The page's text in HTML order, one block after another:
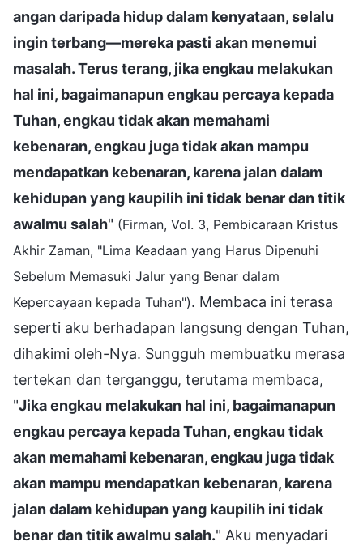
angan daripada hidup dalam kenyataan, selalu
ingin terbang—mereka pasti akan menemui
masalah. Terus terang, jika engkau melakukan
hal ini, bagaimanapun engkau percaya kepada
Tuhan, engkau tidak akan memahami
kebenaran, engkau juga tidak akan mampu
mendapatkan kebenaran, karena jalan dalam
kehidupan yang kaupilih ini tidak benar dan titik
awalmu salah" (Firman, Vol. 3, Pembicaraan Kristus
Akhir Zaman, "Lima Keadaan yang Harus Dipenuhi
Sebelum Memasuki Jalur yang Benar dalam
Kepercayaan kepada Tuhan"). Membaca ini terasa
seperti aku berhadapan langsung dengan Tuhan,
dihakimi oleh-Nya. Sungguh membuatku merasa
tertekan dan terganggu, terutama membaca,
"Jika engkau melakukan hal ini, bagaimanapun
engkau percaya kepada Tuhan, engkau tidak
akan memahami kebenaran, engkau juga tidak
akan mampu mendapatkan kebenaran, karena
jalan dalam kehidupan yang kaupilih ini tidak
benar dan titik awalmu salah." Aku menyadari